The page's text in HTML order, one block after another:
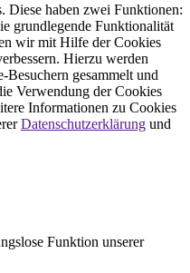
Diese haben zwei Funktionen:
grundlegende Funktionalität
wir mit Hilfe der Cookies
Hierzu werden
Besuchern gesammelt und
Verwendung der Cookies
Informationen zu Cookies
Datenschutzerklärung und
Funktion unserer